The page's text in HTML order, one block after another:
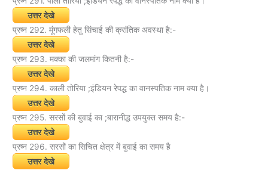
उत्तर देखे
प्रष्न 292. मूंगफली हेतु सिंचाई की क्रांतिक अवस्था है:-
उत्तर देखे
प्रष्न 293. मक्का की जलमांग कितनी है:-
उत्तर देखे
प्रष्न 294. काली तोरिया ;इंडियन रेपद्ध का वानस्पतिक नाम क्या है।
उत्तर देखे
प्रष्न 295. सरसों की बुवाई का ;बारानीद्ध उपयुक्त समय है:-
उत्तर देखे
प्रष्न 296. सरसों का सिचित क्षेत्र में बुवाई का समय है
उत्तर देखे